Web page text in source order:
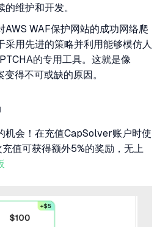
维护和开发。
AWS WAF保护网站的成功网络爬
采用先进的策略并利用能够模仿人
的专用工具。这就是像
得不可或缺的原因。
机会！在充值CapSolver账户时使
充值可获得额外5%的奖励，无上